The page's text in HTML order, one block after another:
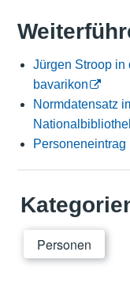
Jürgen Stroop in
bavarikon
Normdatensatz
Personen